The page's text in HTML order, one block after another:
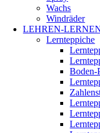
Wachs
Windräder
LEHREN-
Lernteppiche
Boden-